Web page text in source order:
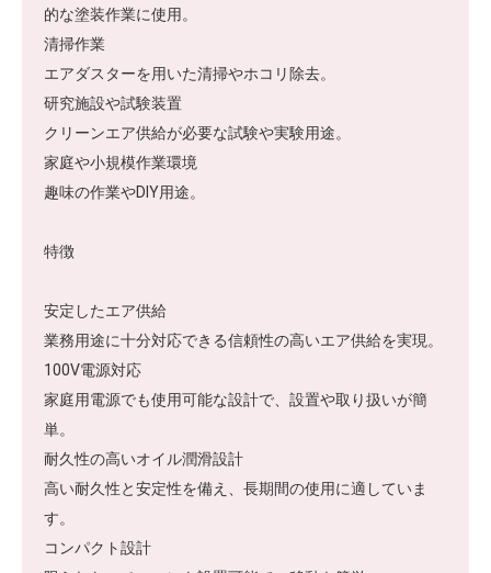
的な塗装作業に使用。
清掃作業
エアダスターを用いた清掃やホコリ除去。
研究施設や試験装置
クリーンエア供給が必要な試験や実験用途。
家庭や小規模作業環境
趣味の作業やDIY用途。
特徴
安定したエア供給
業務用途に十分対応できる信頼性の高いエア供給を実現。
100V電源対応
家庭用電源でも使用可能な設計で、設置や取り扱いが簡
単。
耐久性の高いオイル潤滑設計
高い耐久性と安定性を備え、長期間の使用に適していま
す。
コンパクト設計